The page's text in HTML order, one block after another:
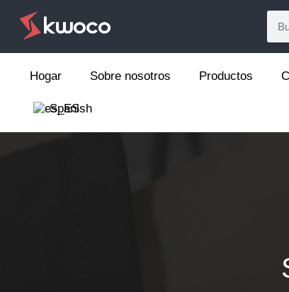
Hogar Sobre nosotros Productos
Spanish